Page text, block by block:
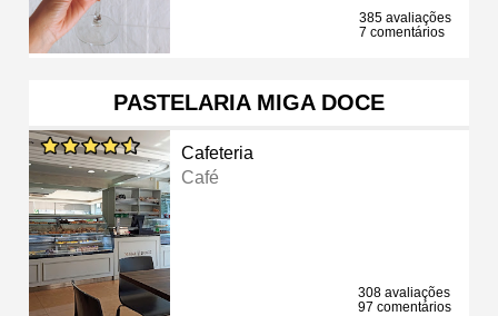
385 avaliações
7 comentários
PASTELARIA MIGA DOCE
Cafeteria
Café
308 avaliações
97 comentários